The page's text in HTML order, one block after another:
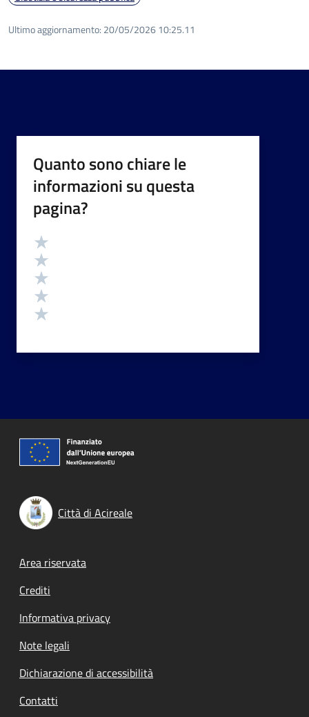
Ultimo aggiornamento: 20/05/2026 10:25.11
Quanto sono chiare le
informazioni su questa
pagina?
Valutazione
Città di Acireale
Footer menu
Area riservata
Crediti
Informativa privacy
Note legali
Dichiarazione di accessibilità
Contatti